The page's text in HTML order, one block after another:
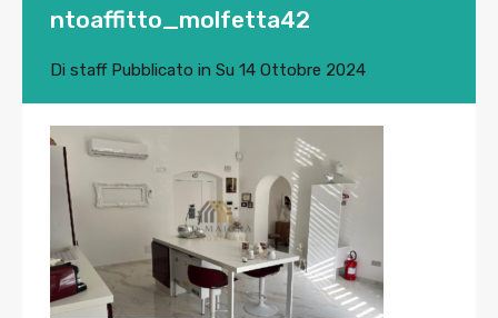
ntoaffitto_molfetta42
Di staffPubblicato in Su 14 Ottobre 2024